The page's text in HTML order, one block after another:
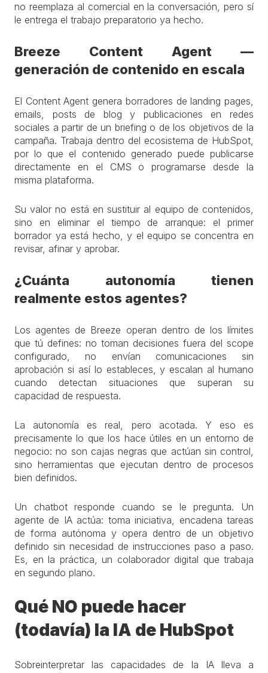
no reemplaza al comercial en la conversación, pero sí
le entrega el trabajo preparatorio ya hecho.
Breeze Content Agent —
generación de contenido en escala
El Content Agent genera borradores de landing pages,
emails, posts de blog y publicaciones en redes
sociales a partir de un briefing o de los objetivos de la
campaña. Trabaja dentro del ecosistema de HubSpot,
por lo que el contenido generado puede publicarse
directamente en el CMS o programarse desde la
misma plataforma.
Su valor no está en sustituir al equipo de contenidos,
sino en eliminar el tiempo de arranque: el primer
borrador ya está hecho, y el equipo se concentra en
revisar, afinar y aprobar.
¿Cuánta autonomía tienen
realmente estos agentes?
Los agentes de Breeze operan dentro de los límites
que tú defines: no toman decisiones fuera del scope
configurado, no envían comunicaciones sin
aprobación si así lo estableces, y escalan al humano
cuando detectan situaciones que superan su
capacidad de respuesta.
La autonomía es real, pero acotada. Y eso es
precisamente lo que los hace útiles en un entorno de
negocio: no son cajas negras que actúan sin control,
sino herramientas que ejecutan dentro de procesos
bien definidos.
Un chatbot responde cuando se le pregunta. Un
agente de IA actúa: toma iniciativa, encadena tareas
de forma autónoma y opera dentro de un objetivo
definido sin necesidad de instrucciones paso a paso.
Es, en la práctica, un colaborador digital que trabaja
en segundo plano.
Qué NO puede hacer
(todavía) la IA de HubSpot
Sobreinterpretar las capacidades de la IA lleva a